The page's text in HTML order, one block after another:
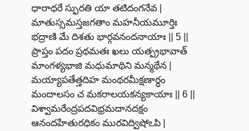
ధారాధరే స్ఫురతి యా తటిదంగనేవ |
మాతుస్సమస్తజగతాం మహనీయమూర్తిః
భద్రాణి మే దిశతు భార్గవనందనాయాః || 5 ||
ప్రాప్తం పదం ప్రథమతః ఖలు యత్ప్రభావాత్
మాంగళ్యభాజి మధుమాథిని మన్మథేన |
మయ్యాపతేత్తదిహ మంథరమీక్షణార్ధం
మందాలసం చ మకరాలయకన్యకాయాః || 6 ||
విశ్వామరేంద్రపదవిభ్రమదానదక్షం
ఆనందహేతురధికం మురవిద్విషోఽపి |